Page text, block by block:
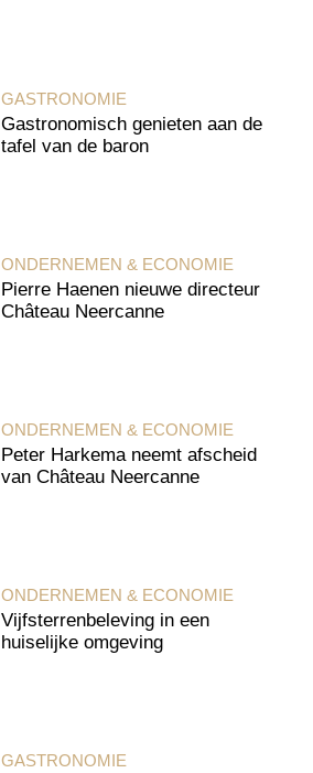
GASTRONOMIE
Gastronomisch genieten aan de
tafel van de baron
ONDERNEMEN & ECONOMIE
Pierre Haenen nieuwe directeur
Château Neercanne
ONDERNEMEN & ECONOMIE
Peter Harkema neemt afscheid
van Château Neercanne
ONDERNEMEN & ECONOMIE
Vijfsterrenbeleving in een
huiselijke omgeving
GASTRONOMIE